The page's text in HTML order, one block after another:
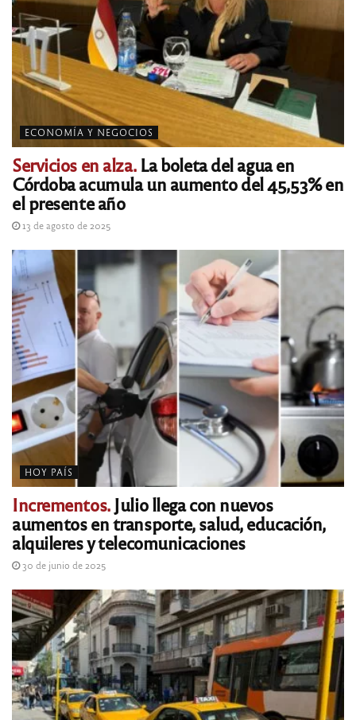
ECONOMÍA Y NEGOCIOS
Servicios en alza.La boleta del agua en
Córdoba acumula un aumento del 45,53% en
el presente año
13 de agosto de 2025
HOY PAÍS
Incrementos.Julio llega con nuevos
aumentos en transporte, salud, educación,
alquileres y telecomunicaciones
30 de junio de 2025